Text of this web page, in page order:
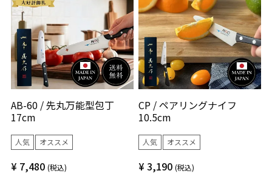
AB-60 / 先丸万能型包丁
17cm
人気 オススメ
¥ 7,480 税込
CP / ペアリングナイフ
10.5cm
人気 オススメ
¥ 3,190 税込